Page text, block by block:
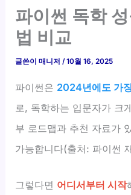
파이썬 독학
법 비교
글쓴이매니저/10월 16, 2025
파이썬은 2024년에도 가
로, 독학하는 입문자가 크
부 로드맵과 추천 자료가
가능합니다(출처: 파이썬
그렇다면 어디서부터 시작